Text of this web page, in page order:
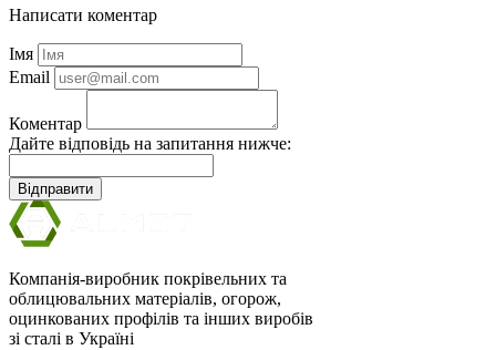
Написати коментар
Імя
Email
Коментар
Дайте відповідь на запитання нижче:
Відправити
Компанія-виробник покрівельних та
облицювальних матеріалів, огорож,
оцинкованих профілів та інших виробів
зі сталі в Україні